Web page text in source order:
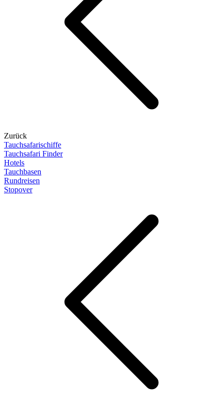
Zurück
Tauchsafarischiffe
Tauchsafari Finder
Hotels
Tauchbasen
Rundreisen
Stopover